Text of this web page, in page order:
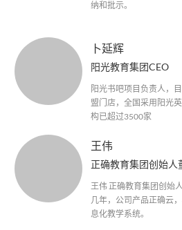
纳和批示。
卜延辉
阳光教育集团CEO
阳光书吧项目负责人，
盟门店，全国采用阳光
构已超过3500家
王伟
正确教育集团创始人
王伟 正确教育集团创始
几年，公司产品正确云
息化教学系统。